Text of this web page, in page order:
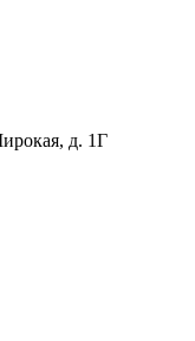
д. 1Г